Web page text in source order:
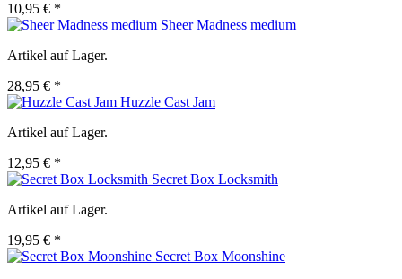
10,95 € *
Sheer Madness medium
Artikel auf Lager.
28,95 € *
Huzzle Cast Jam
Artikel auf Lager.
12,95 € *
Secret Box Locksmith
Artikel auf Lager.
19,95 € *
Secret Box Moonshine